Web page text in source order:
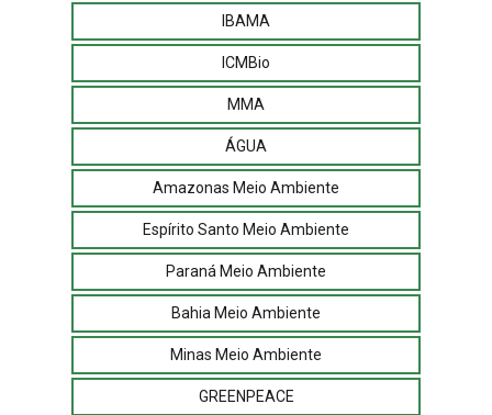
IBAMA
ICMBio
MMA
ÁGUA
Amazonas Meio Ambiente
Espírito Santo Meio Ambiente
Paraná Meio Ambiente
Bahia Meio Ambiente
Minas Meio Ambiente
GREENPEACE